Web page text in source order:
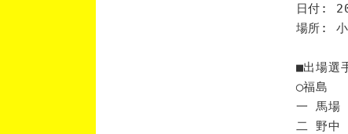
日付:
場所: 小
■出場選
◯福島
一 馬
二 野